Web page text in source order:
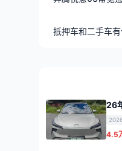
抵押车和二手车
26
4.5